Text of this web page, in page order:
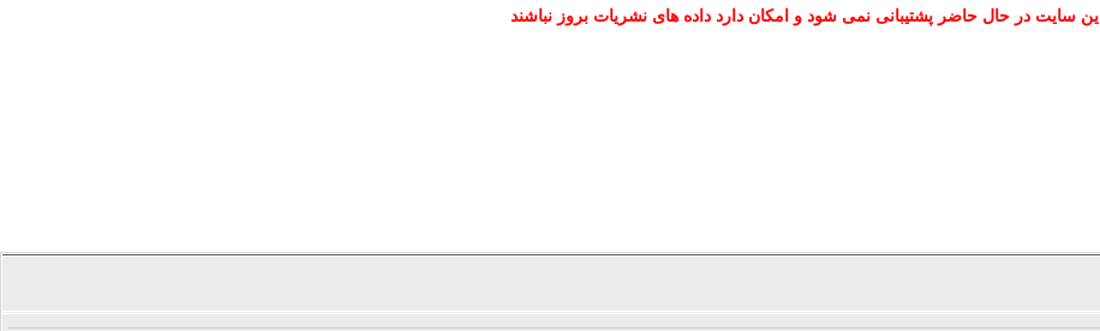
این سایت در حال حاضر پشتیبانی نمی شود و امکان دارد داده های نشریات بروز نباشند